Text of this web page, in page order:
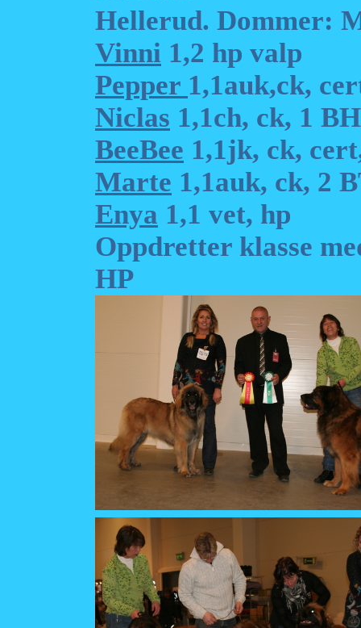
Hellerud. Dommer:
Vinni 1,2 hp valp
Pepper 1,1auk,ck,
Niclas 1,1ch, ck, 1
BeeBee 1,1jk, ck,
Marte 1,1auk, ck, 2
Enya 1,1 vet, hp
Oppdretter klasse
HP